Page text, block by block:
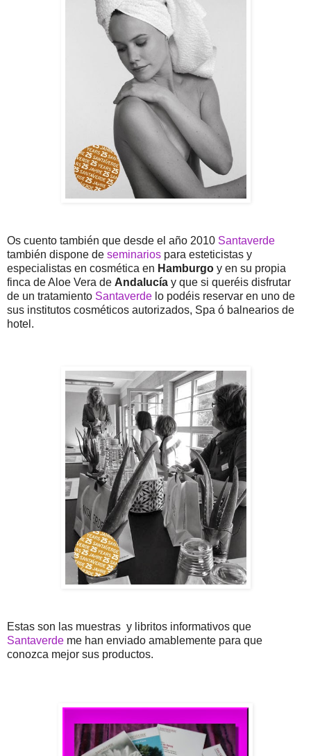
Os cuento también que desde el año 2010 Santaverde
también dispone de seminarios para esteticistas y
especialistas en cosmética en Hamburgo y en su propia
finca de Aloe Vera de Andalucía y que si queréis disfrutar
de un tratamiento Santaverde lo podéis reservar en uno de
sus institutos cosméticos autorizados, Spa ó balnearios de
hotel.
Estas son las muestras y libritos informativos que
Santaverde me han enviado amablemente para que
conozca mejor sus productos.